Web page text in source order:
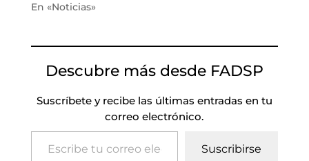
En «Noticias»
Descubre más desde FADSP
Suscríbete y recibe las últimas entradas en tu
correo electrónico.
Escribe tu correo electrónico…
Suscribirse